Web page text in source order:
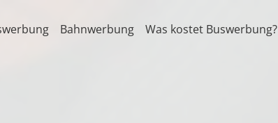
Bahnwerbung Was kostet Buswerbung?